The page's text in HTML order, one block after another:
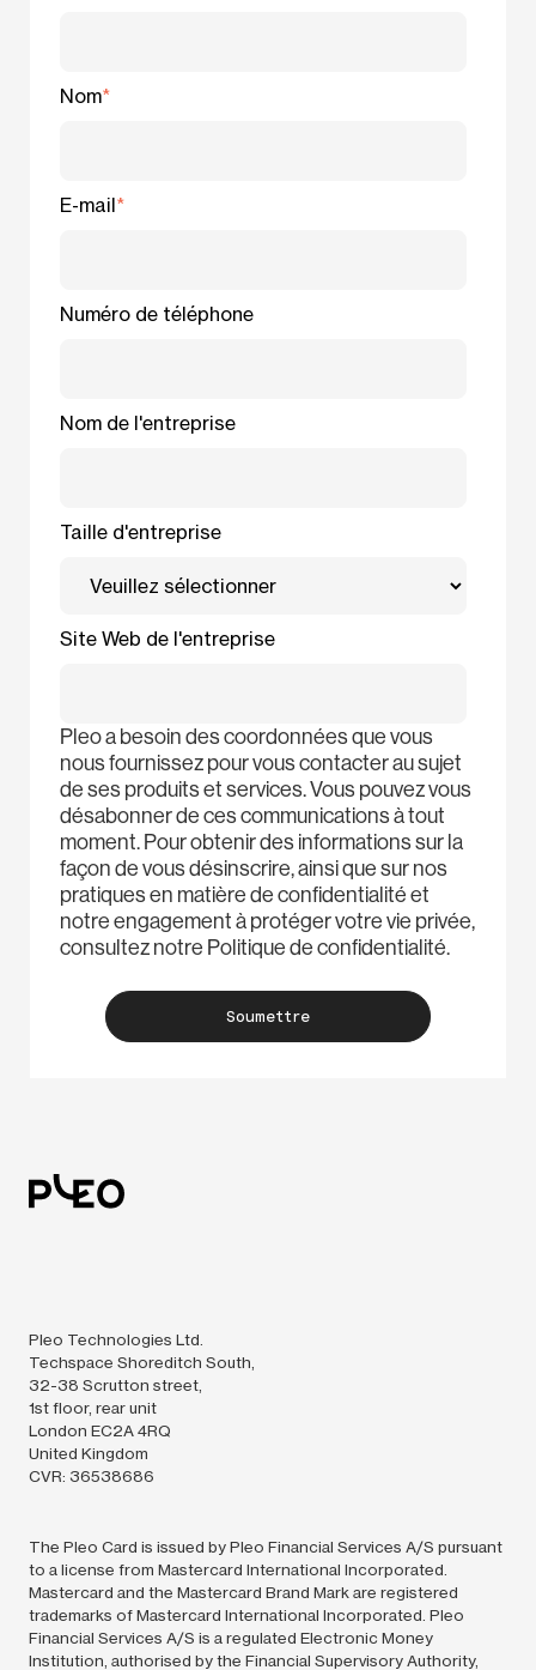
Nom*
E-mail*
Numéro de téléphone
Nom de l'entreprise
Taille d'entreprise
Site Web de l'entreprise
Pleo a besoin des coordonnées que vous
nous fournissez pour vous contacter au sujet
de ses produits et services. Vous pouvez vous
désabonner de ces communications à tout
moment. Pour obtenir des informations sur la
façon de vous désinscrire, ainsi que sur nos
pratiques en matière de confidentialité et
notre engagement à protéger votre vie privée,
consultez notre Politique de confidentialité.
Pleo Technologies Ltd.
Techspace Shoreditch South,
32-38 Scrutton street,
1st floor, rear unit
London EC2A 4RQ
United Kingdom
CVR: 36538686
The Pleo Card is issued by Pleo Financial Services A/S pursuant
to a license from Mastercard International Incorporated.
Mastercard and the Mastercard Brand Mark are registered
trademarks of Mastercard International Incorporated. Pleo
Financial Services A/S is a regulated Electronic Money
Institution, authorised by the Financial Supervisory Authority,